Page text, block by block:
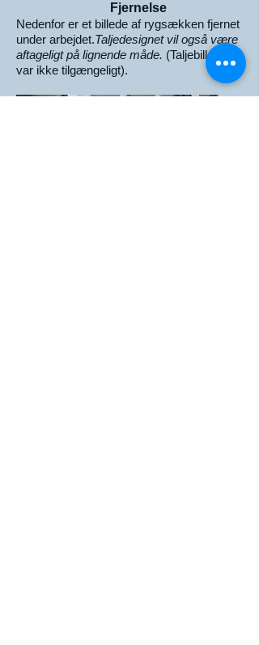
Fjernelse
Nedenfor er et billede af rygsækken fjernet
under arbejdet.Taljedesignet vil også være
aftageligt på lignende måde. (Taljebillede
var ikke tilgængeligt).